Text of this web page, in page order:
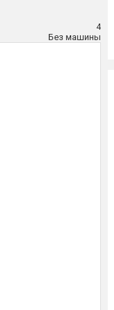
4
Без машины